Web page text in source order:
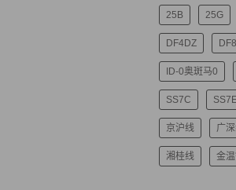
25B 25G
DF4DZ
ID-0奥斑马0
SS7C
京沪线 广
湘桂线 金